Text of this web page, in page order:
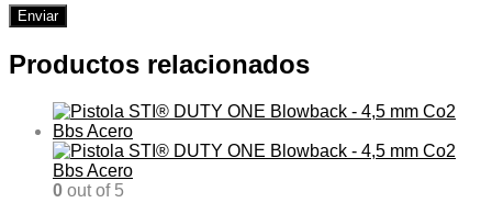
Productos relacionados
0 out of 5